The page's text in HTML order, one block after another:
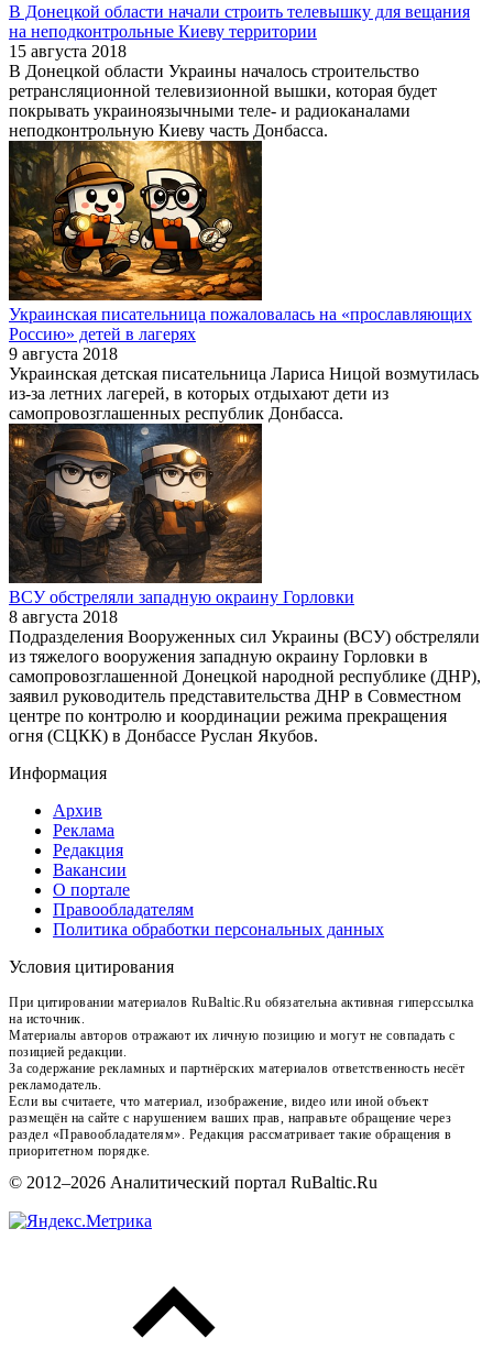
В Донецкой области начали строить телевышку для вещания
на неподконтрольные Киеву территории
15 августа 2018
В Донецкой области Украины началось строительство
ретрансляционной телевизионной вышки, которая будет
покрывать украиноязычными теле- и радиоканалами
неподконтрольную Киеву часть Донбасса.
Украинская писательница пожаловалась на «прославляющих
Россию» детей в лагерях
9 августа 2018
Украинская детская писательница Лариса Ницой возмутилась
из-за летних лагерей, в которых отдыхают дети из
самопровозглашенных республик Донбасса.
ВСУ обстреляли западную окраину Горловки
8 августа 2018
Подразделения Вооруженных сил Украины (ВСУ) обстреляли
из тяжелого вооружения западную окраину Горловки в
самопровозглашенной Донецкой народной республике (ДНР),
заявил руководитель представительства ДНР в Совместном
центре по контролю и координации режима прекращения
огня (СЦКК) в Донбассе Руслан Якубов.
Информация
Архив
Реклама
Редакция
Вакансии
О портале
Правообладателям
Политика обработки персональных данных
Условия цитирования
При цитировании материалов RuBaltic.Ru обязательна активная гиперссылка
на источник.
Материалы авторов отражают их личную позицию и могут не совпадать с
позицией редакции.
За содержание рекламных и партнёрских материалов ответственность несёт
рекламодатель.
Если вы считаете, что материал, изображение, видео или иной объект
размещён на сайте с нарушением ваших прав, направьте обращение через
раздел «Правообладателям». Редакция рассматривает такие обращения в
приоритетном порядке.
© 2012–2026 Аналитический портал RuBaltic.Ru